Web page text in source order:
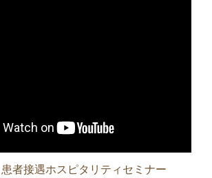
者接遇ホスピタリティセミナー